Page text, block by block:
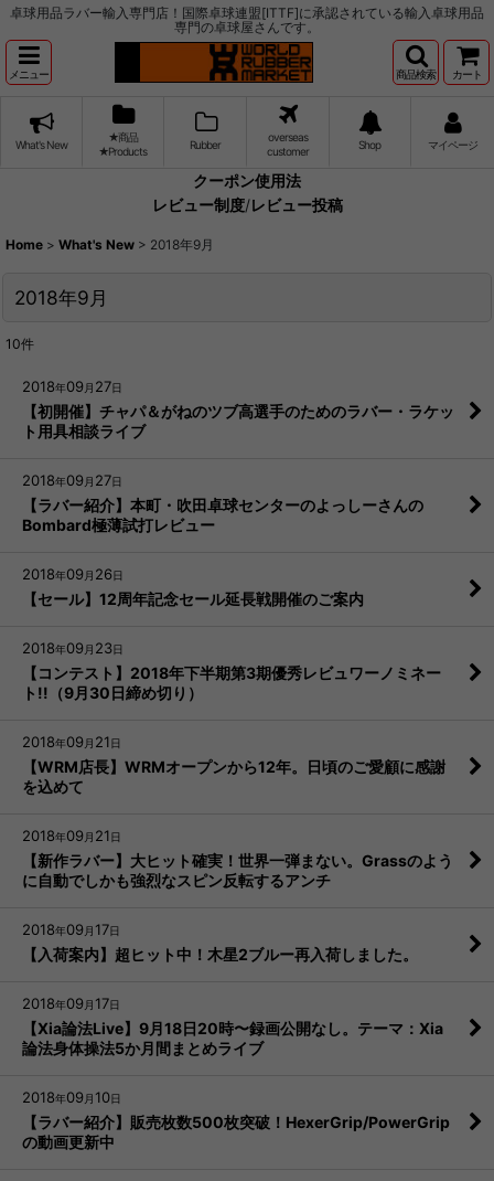
卓球用品ラバー輸入専門店！国際卓球連盟[ITTF]に承認されている輸入卓球用品
専門の卓球屋さんです。
メニュー 商品検索 カート
What's New
★商品
★Products
Rubber
overseas
customer
Shop マイページ
クーポン使用法
レビュー制度/レビュー投稿
Home > What's New > 2018年9月
2018年9月
10件
2018年09月 27日
【初開催】チャパ＆がねのツブ高選手のためのラバー・ラケッ
ト用具相談ライブ
2018年09月 27日
【ラバー紹介】本町・吹田卓球センターのよっしーさんの
Bombard極薄試打レビュー
2018年09月 26日
【セール】12周年記念セール延長戦開催のご案内
2018年09月 23日
【コンテスト】2018年下半期第3期優秀レビュワーノミネー
ト!!（9月30日締め切り）
2018年09月 21日
【WRM店長】WRMオープンから12年。日頃のご愛顧に感謝
を込めて
2018年09月 21日
【新作ラバー】大ヒット確実！世界一弾まない。Grassのよう
に自動でしかも強烈なスピン反転するアンチ
2018年09月 17日
【入荷案内】超ヒット中！木星2ブルー再入荷しました。
2018年09月 17日
【Xia論法Live】9月18日20時〜録画公開なし。テーマ：Xia
論法身体操法5か月間まとめライブ
2018年09月 10日
【ラバー紹介】販売枚数500枚突破！HexerGrip/PowerGrip
の動画更新中